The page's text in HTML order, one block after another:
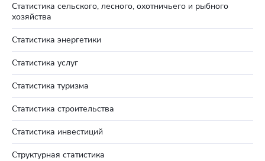
Статистика сельского, лесного, охотничьего и рыбного
хозяйства
Статистика энергетики
Статистика услуг
Статистика туризма
Статистика строительства
Статистика инвестиций
Структурная статистика